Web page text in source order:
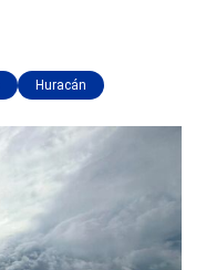
Huracán